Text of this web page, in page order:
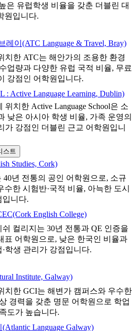
은 유럽학생 비율을 갖춘 더블린 대
원입니다.
레이(ATC Language & Travel, Bray)
치한 ATC는 해안가의 조용한 환경
업량과 다양한 유럽 국적 비율, 무료
강점인 어학원입니다.
Active Language Learning, Dublin)
위치한 Active Language School은 소
낮은 아시아 학생 비율, 가족 운영의
가 강점인 더블린 근교 어학원입니
스트
Studies, Cork)
40년 전통의 공인 어학원으로, 소규
수한 시험반·국적 비율, 아늑한 도시
입니다.
English College)
쉬 컬리지는 30년 전통과 QE 인증을
표 어학원으로, 낮은 한국인 비율과
학생 관리가 강점입니다.
Institute, Galway)
치한 GCI는 해변가 캠퍼스와 우수한
경력을 갖춘 명문 어학원으로 학업
도가 높습니다.
Language Galway)